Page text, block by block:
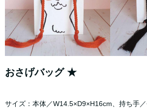
おさげバッグ ★
サイズ：本体／W14.5×D9×H16cm、持ち手